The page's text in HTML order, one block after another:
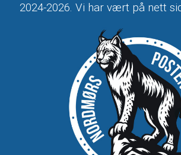
2024-2026. Vi har vært på nett